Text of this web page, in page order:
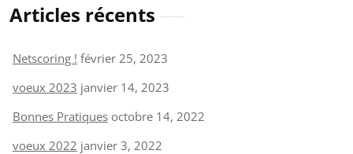
Articles récents
Netscoring ! février 25, 2023
voeux 2023 janvier 14, 2023
Bonnes Pratiques octobre 14, 2022
voeux 2022 janvier 3, 2022